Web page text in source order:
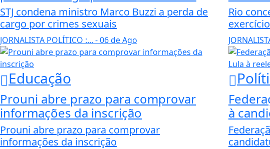
STJ condena ministro Marco Buzzi a perda de
cargo por crimes sexuais
JORNALISTA POLÍTICO :... - 06 de Ago
Rio
Educação
Prouni abre prazo para comprovar
informações da inscrição
Prouni abre prazo para comprovar
informações da inscrição
à